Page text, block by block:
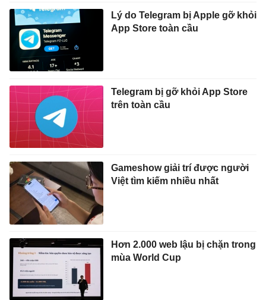
Lý do Telegram bị Apple gỡ khỏi
App Store toàn cầu
Telegram bị gỡ khỏi App Store
trên toàn cầu
Gameshow giải trí được người
Việt tìm kiếm nhiều nhất
Hơn 2.000 web lậu bị chặn trong
mùa World Cup